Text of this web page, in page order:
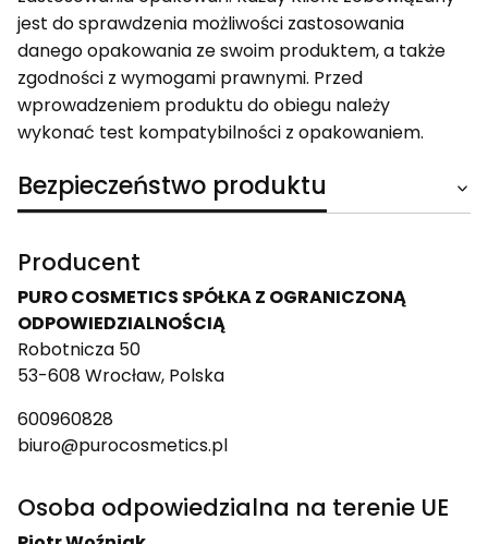
jest do sprawdzenia możliwości zastosowania
danego opakowania ze swoim produktem, a także
zgodności z wymogami prawnymi. Przed
wprowadzeniem produktu do obiegu należy
wykonać test kompatybilności z opakowaniem.
Bezpieczeństwo produktu
Producent
PURO COSMETICS SPÓŁKA Z OGRANICZONĄ
ODPOWIEDZIALNOŚCIĄ
Robotnicza 50
53-608 Wrocław, Polska
600960828
biuro@purocosmetics.pl
Osoba odpowiedzialna na terenie UE